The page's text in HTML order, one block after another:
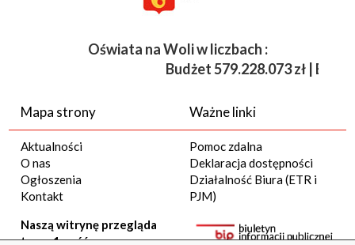
Oświata na Woli w liczbach :
Budżet579.228.073 zł | Etaty
Mapa strony Ważne linki
Aktualności
O nas
Ogłoszenia
Kontakt
Pomoc zdalna
Deklaracja dostępności
Działalność Biura (ETR i
PJM)
Naszą witrynę przegląda
teraz 1 gość